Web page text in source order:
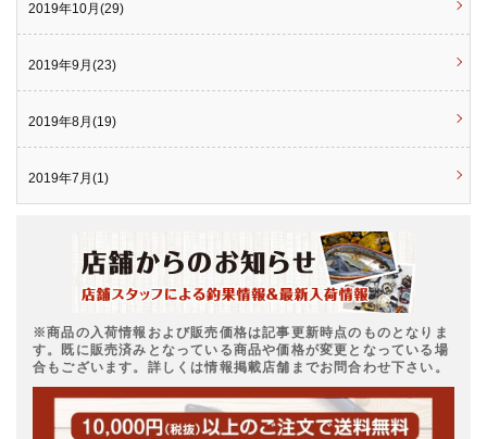
2019年10月(29)
2019年9月(23)
2019年8月(19)
2019年7月(1)
※商品の入荷情報および販売価格は記事更新時点のものとなりま
す。既に販売済みとなっている商品や価格が変更となっている場
合もございます。詳しくは情報掲載店舗までお問合わせ下さい。